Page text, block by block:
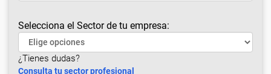
Selecciona el Sector de tu empresa:
¿Tienes dudas?
Consulta tu sector profesional